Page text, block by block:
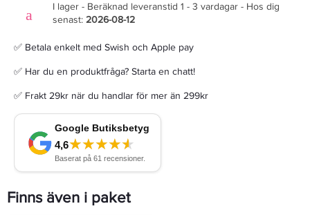
I lager - Beräknad leveranstid 1 - 3 vardagar - Hos dig
senast: 2026-08-12
✅ Betala enkelt med Swish och Apple pay
✅ Har du en produktfråga? Starta en chatt!
✅ Frakt 29kr när du handlar för mer än 299kr
Finns även i paket